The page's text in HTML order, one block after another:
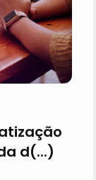
d(...)